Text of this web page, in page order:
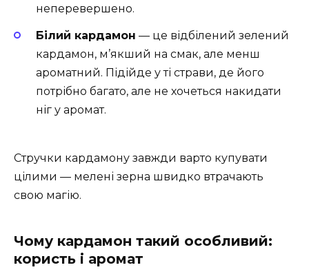
неперевершено.
Білий кардамон — це відбілений зелений
кардамон, м’якший на смак, але менш
ароматний. Підійде у ті страви, де його
потрібно багато, але не хочеться накидати
ніг у аромат.
Стручки кардамону завжди варто купувати
цілими — мелені зерна швидко втрачають
свою магію.
Чому кардамон такий особливий:
користь і аромат